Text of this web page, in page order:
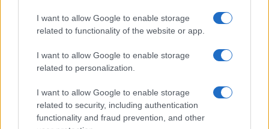
I want to allow Google to enable storage
related to functionality of the website or app.
I want to allow Google to enable storage
related to personalization.
I want to allow Google to enable storage
related to security, including authentication
functionality and fraud prevention, and other
Bocciature scolastiche: i casi giudiziari che hanno
fatto discutere